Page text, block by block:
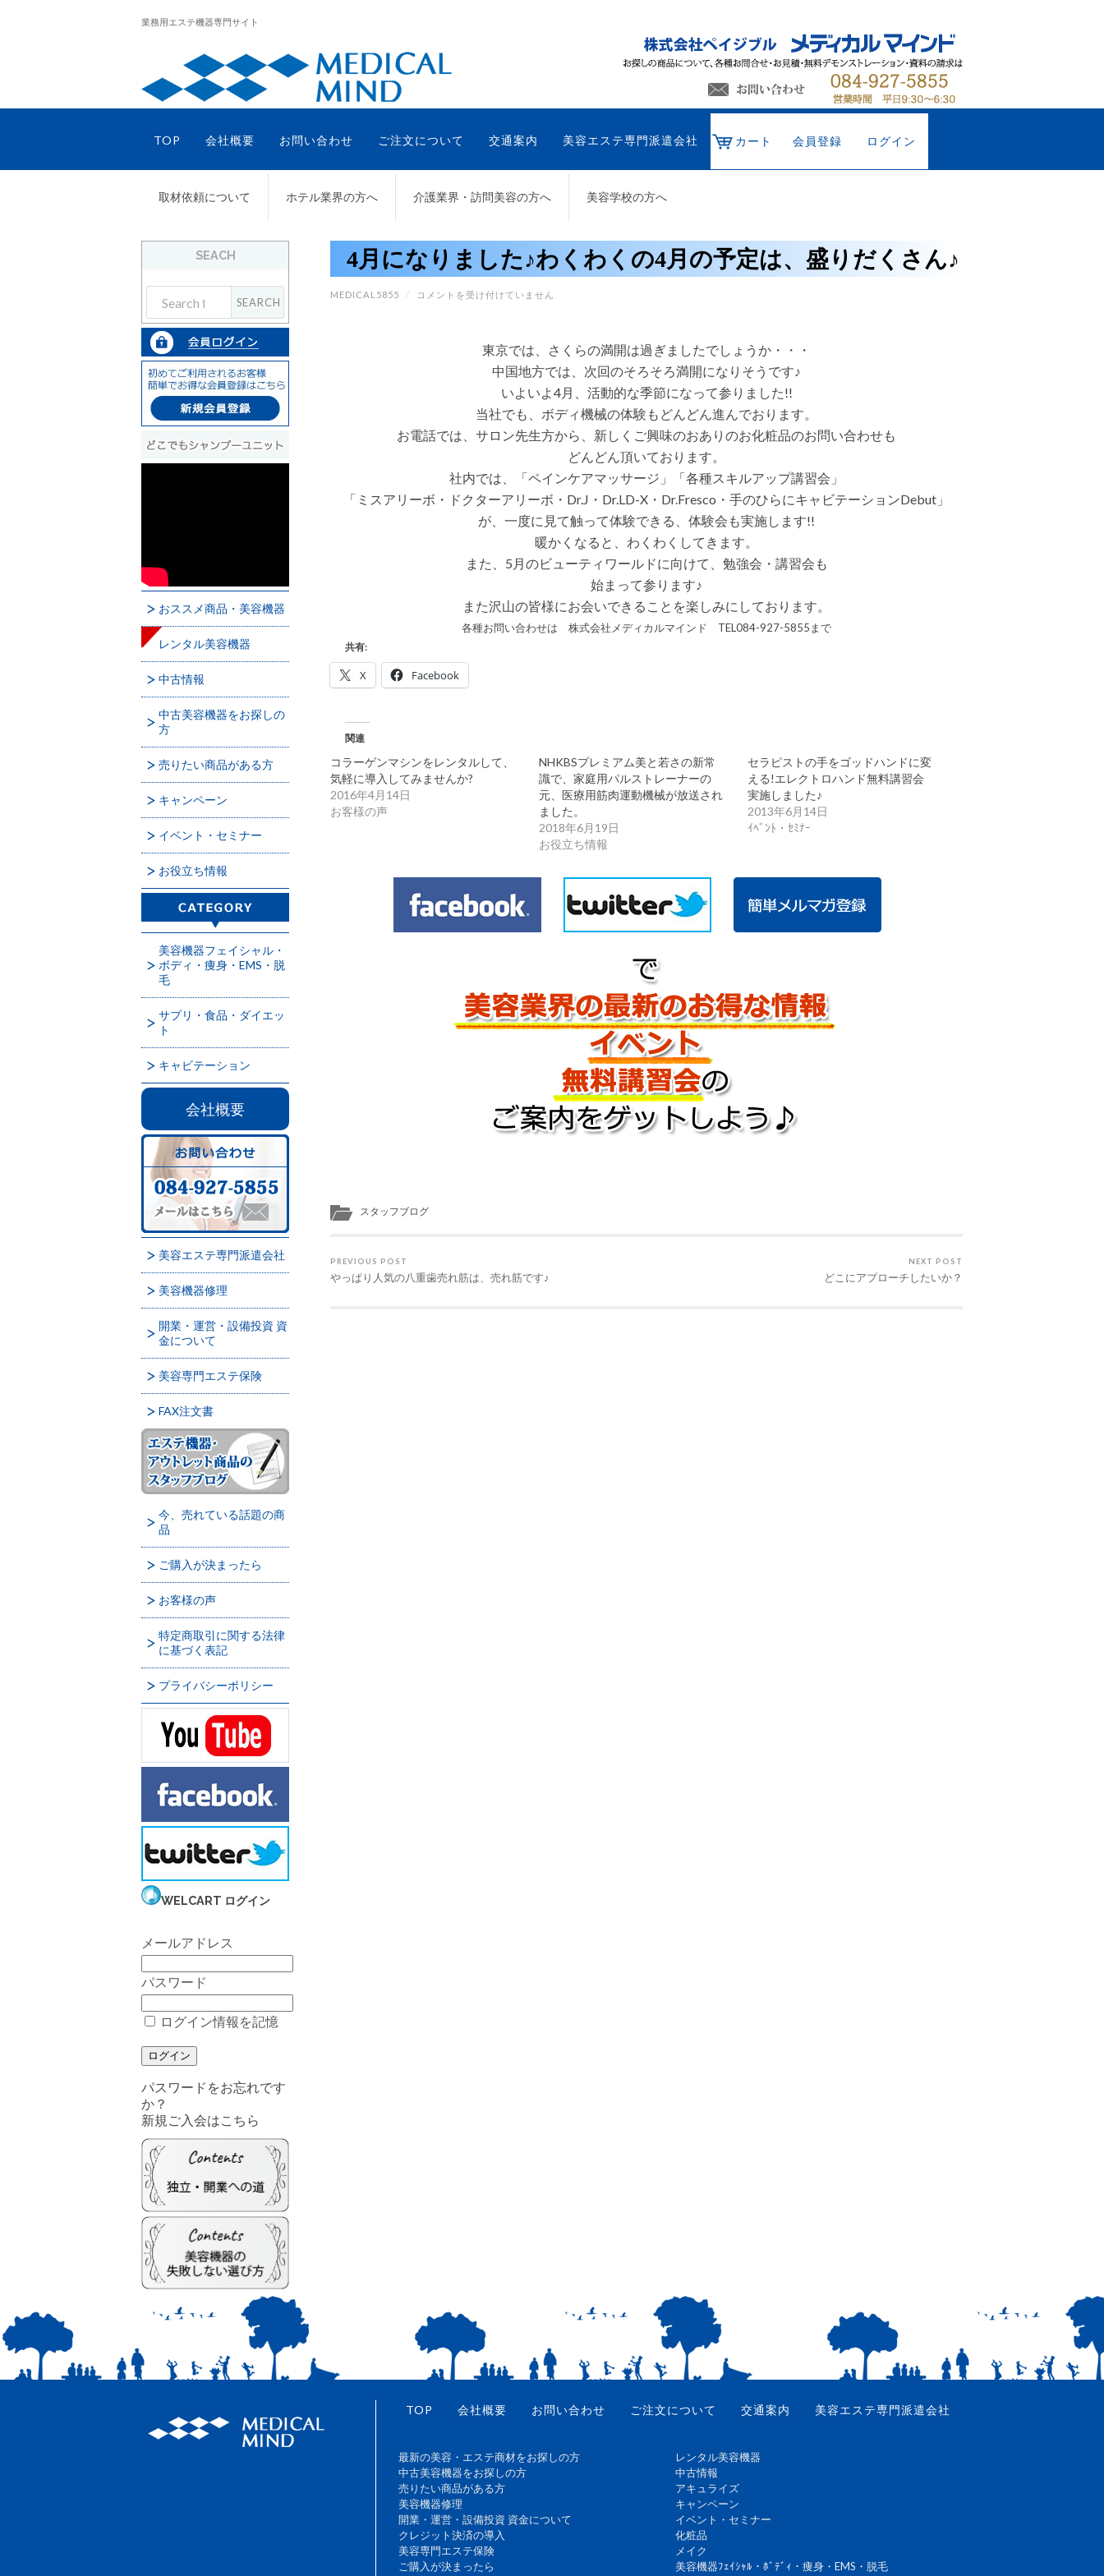
業務用エステ機器専門サイト
TOP 会社概要 お問い合わせ ご注文について 交通案内 美容エステ専門派遣会社 カート 会員登録 ログイン
取材依頼について ホテル業界の方へ 介護業界・訪問美容の方へ 美容学校の方へ
4月になりました♪わくわくの4月の予定は、盛りだくさん♪
MEDICAL5855 /
4
く
予
コメントを受け付けていません
東京では、さくらの満開は過ぎましたでしょうか・・・
中国地方では、次回のそろそろ満開になりそうです♪
いよいよ4月、活動的な季節になって参りました!!
当社でも、ボディ機械の体験もどんどん進んでおります。
お電話では、サロン先生方から、新しくご興味のおありのお化粧品のお問い合わせも
どんどん頂いております。
社内では、「ペインケアマッサージ」「各種スキルアップ講習会」
「ミスアリーボ・ドクターアリーボ・Dr.J・Dr.LD-X・Dr.Fresco・手のひらにキャビテーションDebut」
が、一度に見て触って体験できる、体験会も実施します!!
暖かくなると、わくわくしてきます。
また、5月のビューティワールドに向けて、勉強会・講習会も
始まって参ります♪
また沢山の皆様にお会いできることを楽しみにしております。
各種お問い合わせは 株式会社メディカルマインド TEL084-927-5855まで
共有:
X Facebook
関連
コラーゲンマシンをレンタルして、
気軽に導入してみませんか?
2016年4月14日
お客様の声
NHKBSプレミアム美と若さの新常
識で、家庭用パルストレーナーの
元、医療用筋肉運動機械が放送され
ました。
2018年6月19日
お役立ち情報
セラピストの手をゴッドハンドに変
える!エレクトロハンド無料講習会
実施しました♪
2013年6月14日
ｲﾍﾞﾝﾄ・ｾﾐﾅｰ
スタッフブログ
PREVIOUS POST
やっぱり人気の八重歯売れ筋は、売れ筋です♪
NEXT POST
どこにアプローチしたいか？
SEACH
おススメ商品・美容機器
レンタル美容機器
中古情報
中古美容機器をお探しの
方
売りたい商品がある方
キャンペーン
イベント・セミナー
お役立ち情報
美容機器フェイシャル・
ボディ・痩身・EMS・脱
毛
サプリ・食品・ダイエッ
ト
キャビテーション
会社概要
美容エステ専門派遣会社
美容機器修理
開業・運営・設備投資 資
金について
美容専門エステ保険
FAX注文書
今、売れている話題の商
品
ご購入が決まったら
お客様の声
特定商取引に関する法律
に基づく表記
プライバシーポリシー
WELCART ログイン
メールアドレス
パスワード
ログイン情報を記憶
パスワードをお忘れです
か？
新規ご入会はこちら
TOP 会社概要 お問い合わせ ご注文について 交通案内 美容エステ専門派遣会社
最新の美容・エステ商材をお探しの方
中古美容機器をお探しの方
売りたい商品がある方
美容機器修理
開業・運営・設備投資 資金について
クレジット決済の導入
美容専門エステ保険
ご購入が決まったら
レンタル美容機器
中古情報
アキュライズ
キャンペーン
イベント・セミナー
化粧品
メイク
美容機器ﾌｪｲｼｬﾙ・ﾎﾞﾃﾞｨ・痩身・EMS・脱毛